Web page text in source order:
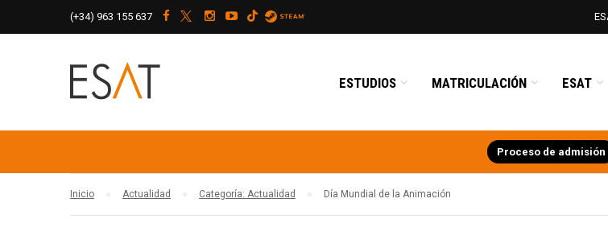
Proceso de admisión
(+34) 963 155 637
ESTUDIOS MATRICULACIÓN ESAT
Inicio Actualidad Categoría: Actualidad Día Mundial de la Animación